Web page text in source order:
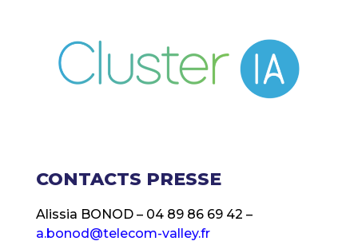
CONTACTS PRESSE
Alissia BONOD – 04 89 86 69 42 –
a.bonod@telecom-valley.fr